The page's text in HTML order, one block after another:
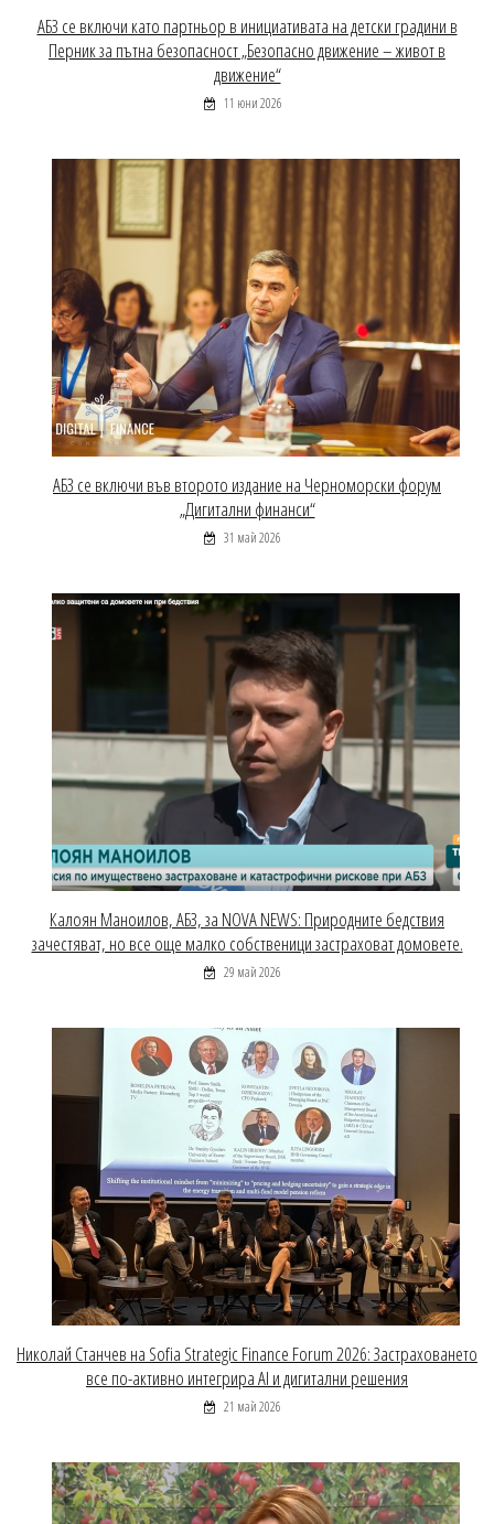
АБЗ се включи като партньор в инициативата на детски градини в
Перник за пътна безопасност „Безопасно движение – живот в
движение“
11 юни 2026
АБЗ се включи във второто издание на Черноморски форум
„Дигитални финанси“
31 май 2026
Калоян Маноилов, АБЗ, за NOVA NEWS: Природните бедствия
зачестяват, но все още малко собственици застраховат домовете.
29 май 2026
Николай Станчев на Sofia Strategic Finance Forum 2026: Застраховането
все по-активно интегрира AI и дигитални решения
21 май 2026